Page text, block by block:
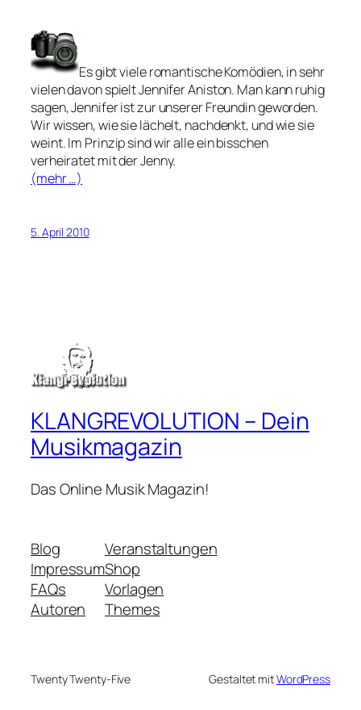
Es gibt viele romantische Komödien, in sehr
vielen davon spielt Jennifer Aniston. Man kann ruhig
sagen, Jennifer ist zur unserer Freundin geworden.
Wir wissen, wie sie lächelt, nachdenkt, und wie sie
weint. Im Prinzip sind wir alle ein bisschen
verheiratet mit der Jenny.
(mehr …)
5. April 2010
KLANGREVOLUTION – Dein
Musikmagazin
Das Online Musik Magazin!
Blog
Impressum
FAQs
Autoren
Veranstaltungen
Shop
Vorlagen
Themes
Twenty Twenty-Five Gestaltet mitWordPress